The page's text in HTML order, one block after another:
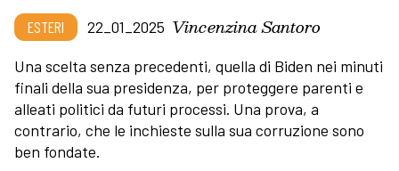
ESTERI 22_01_2025 Vincenzina Santoro
Una scelta senza precedenti, quella di Biden nei minuti
finali della sua presidenza, per proteggere parenti e
alleati politici da futuri processi. Una prova, a
contrario, che le inchieste sulla sua corruzione sono
ben fondate.